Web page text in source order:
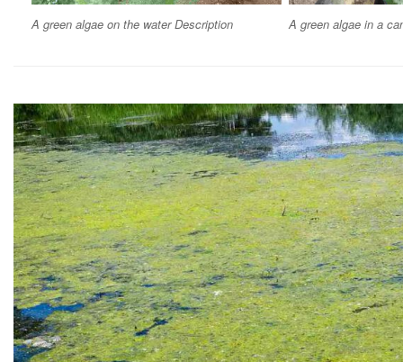
A green algae on the water Description A green algae in a